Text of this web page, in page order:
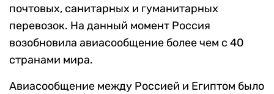
почтовых, санитарных и гуманитарных
перевозок. На данный момент Россия
возобновила авиасообщение более чем с 40
странами мира.
Авиасообщение между Россией и Египтом было